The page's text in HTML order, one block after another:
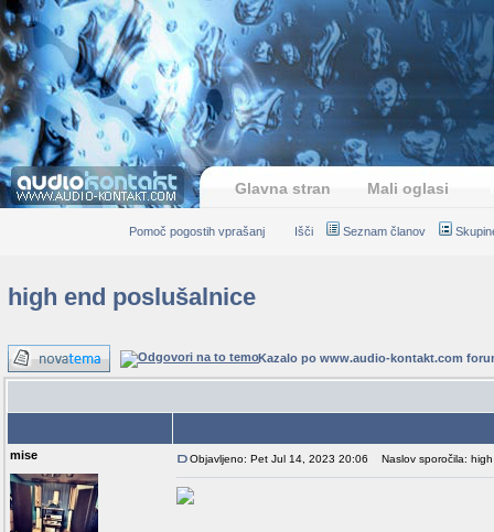
Glavna stran Mali oglasi
Pomoč pogostih vprašanj Išči Seznam članov
high end poslušalnice
Kazalo po www.audio-kontakt.com
mise
Objavljeno: Pet Jul 14, 2023 20:06 Naslov sporočila: